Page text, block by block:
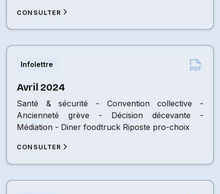
CONSULTER
Infolettre
Avril 2024
Santé & sécurité - Convention collective -
Ancienneté grève - Décision décevante -
Médiation - Diner foodtruck Riposte pro-choix
CONSULTER